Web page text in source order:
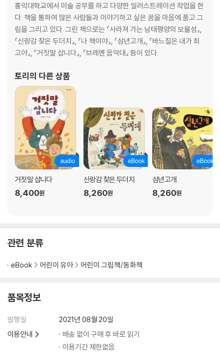
홍익대학교에서 미술 공부를 하고 다양한 일러스트레이션 작업을 한
다. 책을 통하여 많은 사람들과 이야기하고 싶은 꿈을 마음에 품고 그
림을 그리고 있다. 그린 책으로는 『사라져 가는 남태평양의 보물섬』,
『신랑감 찾은 두더지』, 『나 책이야』, 『삼년고개』, 『바느질은 내가 최
고야』, 『거짓말 삽니다』, 『브레멘 음악대』 등이 있다.
토리 의 다른 상품
거짓말 삽니다
8,400원
신랑감 찾은 두더지
8,260원
삼년고개
8,260원
관련 분류
eBook 어린이 유아 어린이 그림책/동화책
품목정보
발행일
2021년 08월 20일
이용안내
배송 없이 구매 후 바로 읽기
이용기간 제한없음